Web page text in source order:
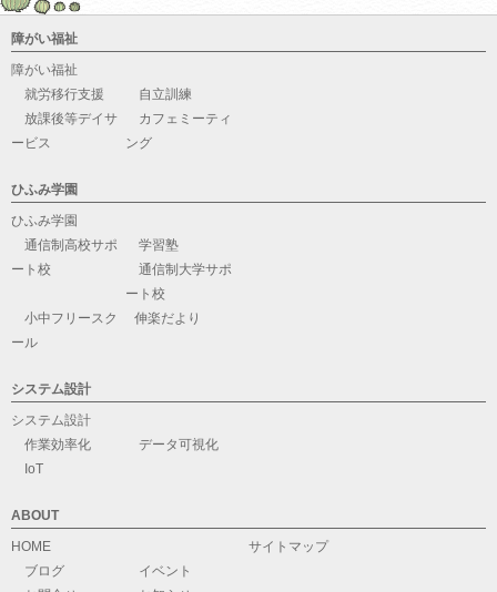
障がい福祉
障がい福祉
就労移行支援
自立訓練
放課後等デイサ
ービス
カフェミーティ
ング
ひふみ学園
ひふみ学園
通信制高校サポ
ート校
学習塾
通信制大学サポ
ート校
小中フリースク
ール
伸楽だより
システム設計
システム設計
作業効率化
データ可視化
IoT
ABOUT
HOME
ブログ
イベント
サイトマップ